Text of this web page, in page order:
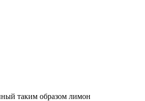
таким образом лимон